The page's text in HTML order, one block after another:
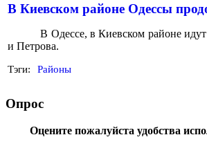
В Киевском районе Одессы
В Одессе, в Киевском районе
и Петрова.
Тэги: Районы
Опрос
Оцените пожалуйста удобства